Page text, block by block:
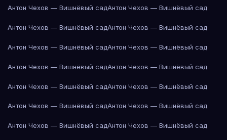
Антон Чехов — Вишнёвый садАнтон Чехов — Вишнёвый сад
Антон Чехов — Вишнёвый садАнтон Чехов — Вишнёвый сад
Антон Чехов — Вишнёвый садАнтон Чехов — Вишнёвый сад
Антон Чехов — Вишнёвый садАнтон Чехов — Вишнёвый сад
Антон Чехов — Вишнёвый садАнтон Чехов — Вишнёвый сад
Антон Чехов — Вишнёвый садАнтон Чехов — Вишнёвый сад
Антон Чехов — Вишнёвый садАнтон Чехов — Вишнёвый сад